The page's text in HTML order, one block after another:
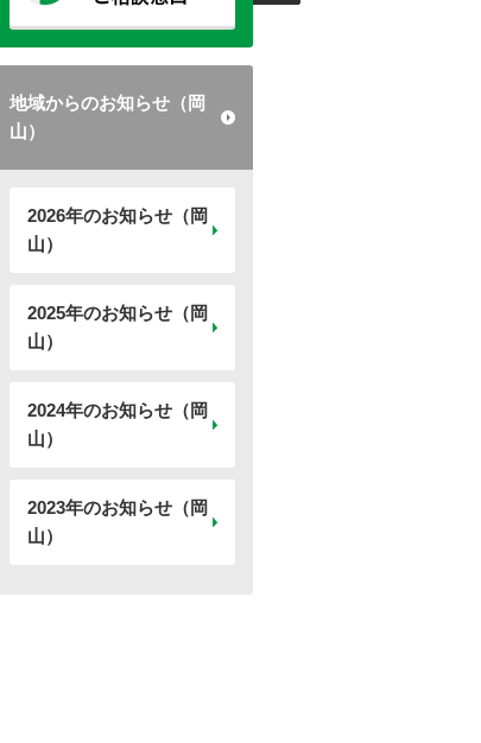
地域からのお知らせ（岡
山）
2026年のお知らせ（岡
山）
2025年のお知らせ（岡
山）
2024年のお知らせ（岡
山）
2023年のお知らせ（岡
山）